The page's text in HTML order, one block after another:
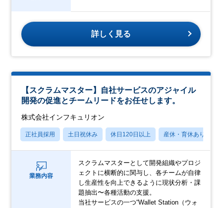
詳しく見る
【スクラムマスター】自社サービスのアジャイル
開発の促進とチームリードをお任せします。
株式会社インフキュリオン
正社員採用 土日祝休み 休日120日以上 産休・育休あり
業務内容
スクラムマスターとして開発組織やプロジ
ェクトに横断的に関与し、各チームが自律
し生産性を向上できるように現状分析・課
題抽出〜各種活動の支援。
当社サービスの一つ“Wallet Station（ウォ